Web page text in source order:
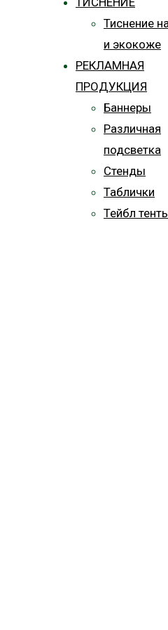
Тиснение
и экокоже
РЕКЛАМНАЯ
ПРОДУКЦИЯ
Баннеры
Различная
подсветка
Стенды
Таблички
Тейбл